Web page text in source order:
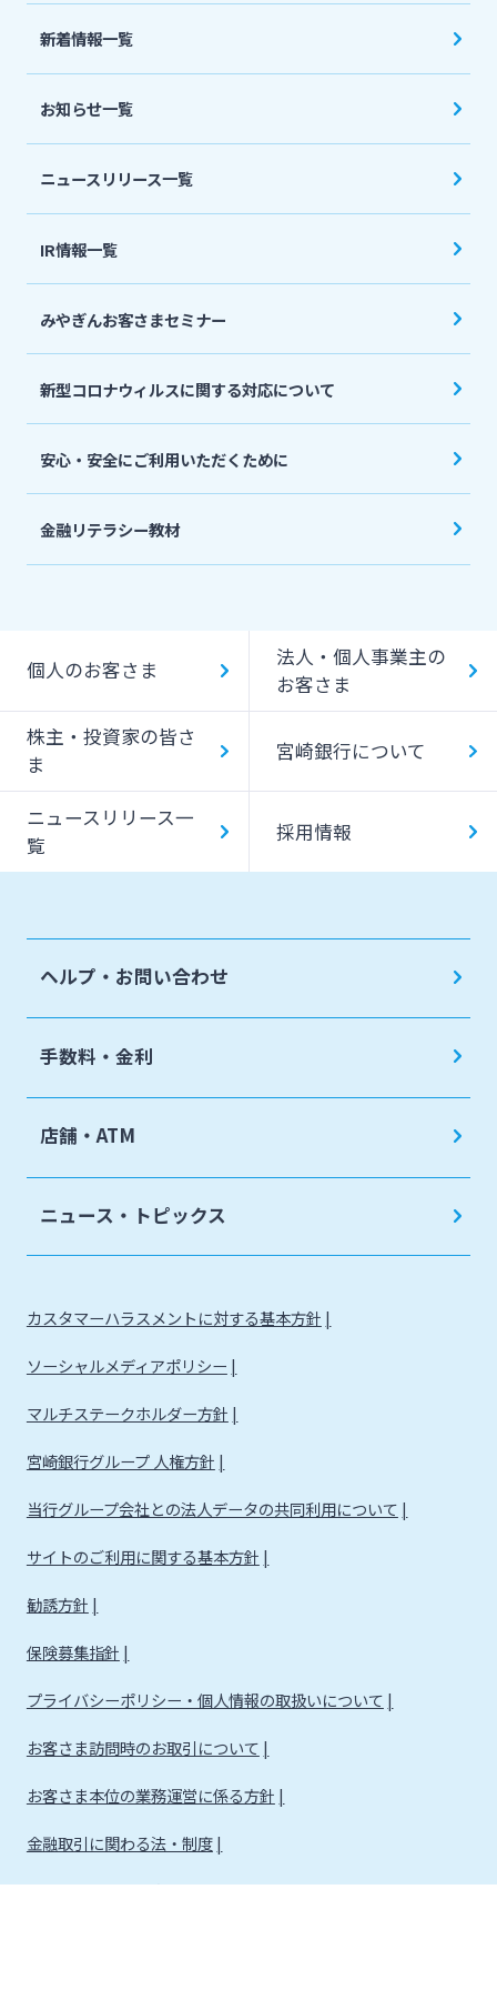
法人・個人事業主のお客さま
宮崎銀行について
ニュースリリース一覧
採用情報
お問い合わせ先一覧
新着情報一覧
お知らせ一覧
ニュースリリース一覧
IR情報一覧
みやぎんお客さまセミナー
新型コロナウィルスに関する対応について
安心・安全にご利用いただくために
金融リテラシー教材
個人のお客さま
法人・個人事業主の
お客さま
株主・投資家の皆さ
ま
宮崎銀行について
ニュースリリース一
覧
採用情報
ヘルプ・お問い合わせ
手数料・金利
店舗・ATM
ニュース・トピックス
カスタマーハラスメントに対する基本方針
ソーシャルメディアポリシー
マルチステークホルダー方針
宮崎銀行グループ 人権方針
当行グループ会社との法人データの共同利用について
サイトのご利用に関する基本方針
勧誘方針
保険募集指針
プライバシーポリシー・個人情報の取扱いについて
お客さま訪問時のお取引について
お客さま本位の業務運営に係る方針
金融取引に関わる法・制度
金融取引に関わる方針